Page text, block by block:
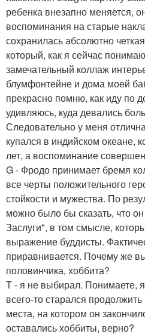
ребенка внезапно меняется,
воспоминания на старые
сохранилась абсолютно
который, как я сейчас
замечательный коллаж
блумфонтейне и дома моей
прекрасно помню, как иду по
удивляюсь, куда девались
Следовательно у меня
купался в индийском океане,
лет, а воспоминание
G - Фродо принимает бремя
все черты положительного
стойкости и мужества. По
можно было бы сказать, что
Заслуги", в том смысле,
выражение буддисты.
приравнивается. Почему же
половинчика, хоббита?
T - я не выбирал. Понимаете,
всего-то старался
места, на котором он
оставались хоббиты, верно?